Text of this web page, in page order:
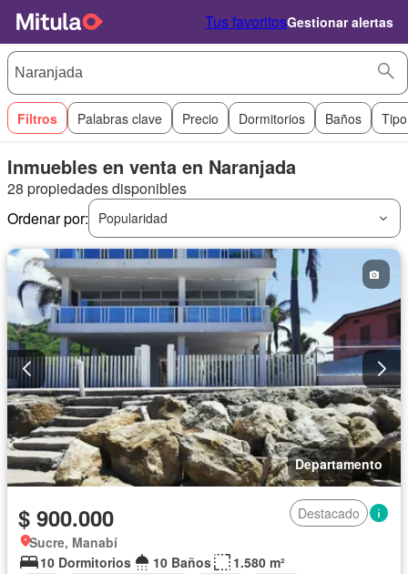
Tus favoritosGestionar alertas
Filtros Palabras clave Precio Dormitorios Baños
Inmuebles en venta en Naranjada
28 propiedades disponibles
Ordenar por:
Popularidad
Departamento
$ 900.000
Destacado
Sucre, Manabí
10 Dormitorios
10 Baños
1.580 m²